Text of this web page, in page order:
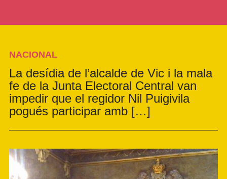
NACIONAL
La desídia de l’alcalde de Vic i la mala
fe de la Junta Electoral Central van
impedir que el regidor Nil Puigivila
pogués participar amb […]